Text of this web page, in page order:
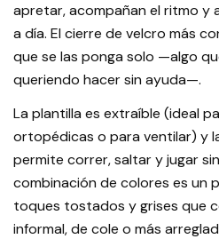
apretar, acompañan el ritmo y
a día. El cierre de velcro más
que se las ponga solo —algo
queriendo hacer sin ayuda—.
La plantilla es extraíble (ideal
ortopédicas o para ventilar) y
permite correr, saltar y jugar
combinación de colores es un
toques tostados y grises que
informal, de cole o más